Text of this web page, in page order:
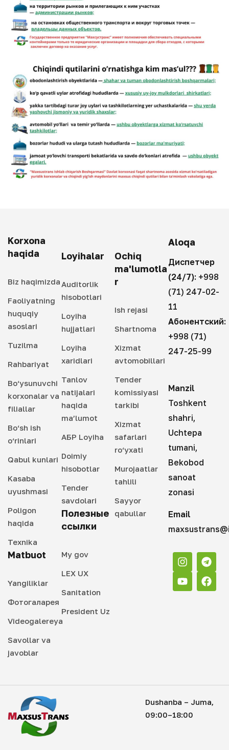
Korxona
haqida
Biz haqimizda
Faoliyatning
huquqiy
asoslari
Tuzilma
Rahbariyat
Bo‘ysunuvchi
korxonalar va
filiallar
Bo‘sh ish
o‘rinlari
Qabul kunlari
Kasaba
uyushmasi
Poligon
haqida
Texnika
Matbuot
Yangiliklar
Фотогаларея
Videogalereya
Savollar va
javoblar
Loyihalar
Auditorlik
hisobotlari
Loyiha
hujjatlari
Loyiha
xaridlari
Tanlov
natijalari
haqida
ma’lumot
АБР Loyiha
Doimiy
hisobotlar
Tender
savdolari
Полезные
ссылки
My gov
LEX UX
Sanitation
President Uz
Ochiq
ma'lumotla
r
Ish rejasi
Shartnoma
Xizmat
avtomobillari
Tender
komissiyasi
tarkibi
Xizmat
safarlari
ro‘yxati
Murojaatlar
tahlili
Sayyor
qabullar
Aloqa
Диспетчер
(24/7): +998
(71) 247-02-
11
Абонентский:
+998 (71)
247-25-99
Manzil
Toshkent
shahri,
Uchtepa
tumani,
Bekobod
sanoat
zonasi
Email
Dushanba – Juma,
09:00–18:00